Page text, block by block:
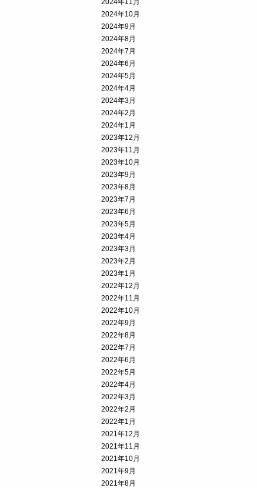
2024年11月
2024年10月
2024年9月
2024年8月
2024年7月
2024年6月
2024年5月
2024年4月
2024年3月
2024年2月
2024年1月
2023年12月
2023年11月
2023年10月
2023年9月
2023年8月
2023年7月
2023年6月
2023年5月
2023年4月
2023年3月
2023年2月
2023年1月
2022年12月
2022年11月
2022年10月
2022年9月
2022年8月
2022年7月
2022年6月
2022年5月
2022年4月
2022年3月
2022年2月
2022年1月
2021年12月
2021年11月
2021年10月
2021年9月
2021年8月